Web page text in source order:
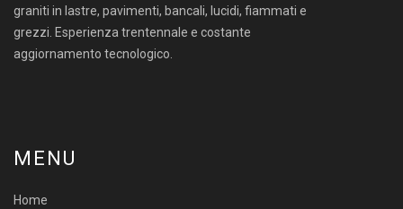
graniti in lastre, pavimenti, bancali, lucidi, fiammati e
grezzi. Esperienza trentennale e costante
aggiornamento tecnologico.
MENU
Home